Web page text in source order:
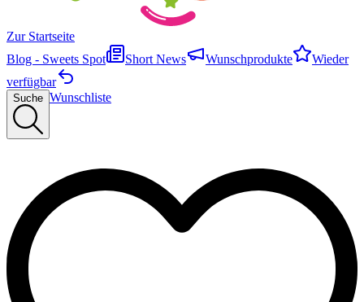
Zur Startseite
Blog - Sweets Spot
Short News Wunschprodukte
Wieder
verfügbar
Suche Wunschliste